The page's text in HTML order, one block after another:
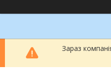
Зараз